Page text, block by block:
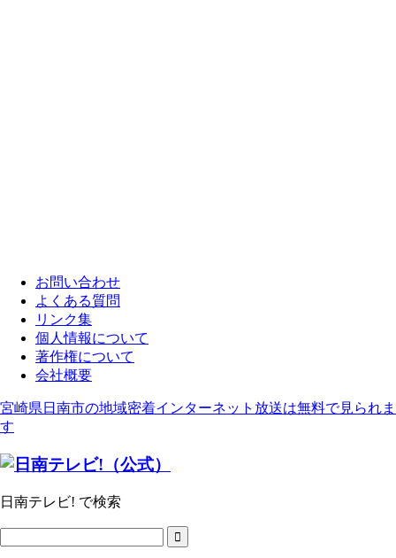
お問い合わせ
よくある質問
リンク集
個人情報について
著作権について
会社概要
宮崎県日南市の地域密着インターネット放送は無料で見られま
す
日南テレビ! で検索